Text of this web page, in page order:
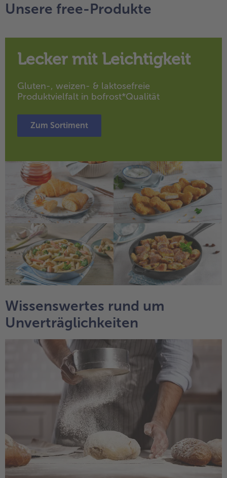
Unsere free-Produkte
Lecker mit Leichtigkeit
Gluten-, weizen- & laktosefreie
Produktvielfalt in bofrost*Qualität
Zum Sortiment
Wissenswertes rund um
Unverträglichkeiten